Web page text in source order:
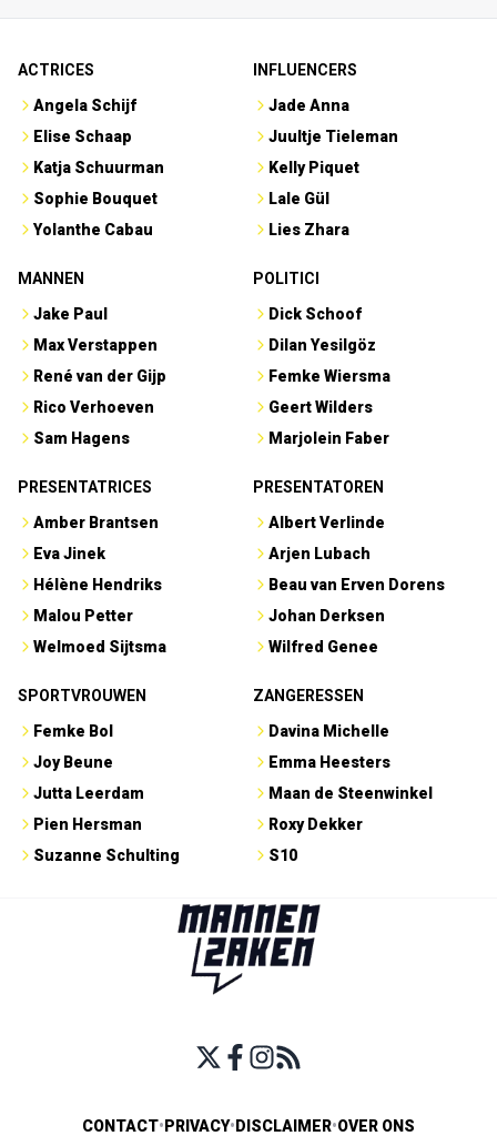
ACTRICES
Angela Schijf
Elise Schaap
Katja Schuurman
Sophie Bouquet
Yolanthe Cabau
INFLUENCERS
Jade Anna
Juultje Tieleman
Kelly Piquet
Lale Gül
Lies Zhara
MANNEN
Jake Paul
Max Verstappen
René van der Gijp
Rico Verhoeven
Sam Hagens
POLITICI
Dick Schoof
Dilan Yesilgöz
Femke Wiersma
Geert Wilders
Marjolein Faber
PRESENTATRICES
Amber Brantsen
Eva Jinek
Hélène Hendriks
Malou Petter
Welmoed Sijtsma
PRESENTATOREN
Albert Verlinde
Arjen Lubach
Beau van Erven Dorens
Johan Derksen
Wilfred Genee
SPORTVROUWEN
Femke Bol
Joy Beune
Jutta Leerdam
Pien Hersman
Suzanne Schulting
ZANGERESSEN
Davina Michelle
Emma Heesters
Maan de Steenwinkel
Roxy Dekker
S10
CONTACT• PRIVACY• DISCLAIMER•OVER ONS